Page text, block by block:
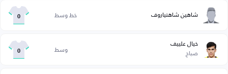
شاهين شاهنياروف خط وسط 0
خيال علييف
صباح وسط 0